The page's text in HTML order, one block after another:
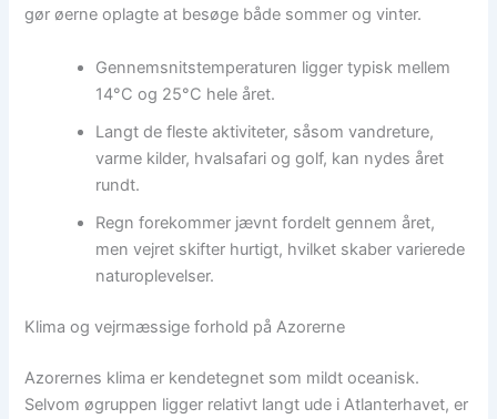
gør øerne oplagte at besøge både sommer og vinter.
Gennemsnitstemperaturen ligger typisk mellem
14°C og 25°C hele året.
Langt de fleste aktiviteter, såsom vandreture,
varme kilder, hvalsafari og golf, kan nydes året
rundt.
Regn forekommer jævnt fordelt gennem året,
men vejret skifter hurtigt, hvilket skaber varierede
naturoplevelser.
Klima og vejrmæssige forhold på Azorerne
Azorernes klima er kendetegnet som mildt oceanisk.
Selvom øgruppen ligger relativt langt ude i Atlanterhavet, er